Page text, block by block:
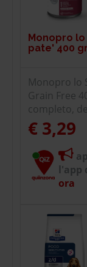
Monopro
pate' 400
Monopro lo
Grain Free
completo,
€ 3,29
l'app
ora